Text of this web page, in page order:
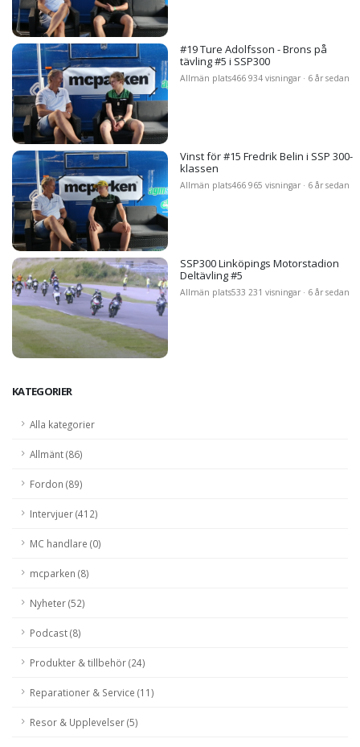
#19 Ture Adolfsson - Brons på
tävling #5 i SSP300
Allmän plats466 934 visningar · 6 år sedan
Vinst för #15 Fredrik Belin i SSP 300-
klassen
Allmän plats466 965 visningar · 6 år sedan
SSP300 Linköpings Motorstadion
Deltävling #5
Allmän plats533 231 visningar · 6 år sedan
KATEGORIER
Alla kategorier
Allmänt (86)
Fordon (89)
Intervjuer (412)
MC handlare (0)
mcparken (8)
Nyheter (52)
Podcast (8)
Produkter & tillbehör (24)
Reparationer & Service (11)
Resor & Upplevelser (5)